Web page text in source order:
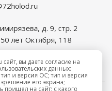
д. 9, стр. 2
лет Октября, 118
вы даете согласие на
данных:
и версия ОС; тип и версия
его экрана;
пришел на сайт; с какого